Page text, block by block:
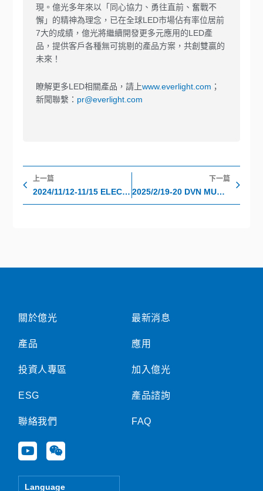
現。億光多年來以「同心協力、勇往直前、奮戰不
懈」的精神為理念，已在全球LED市場佔有率位居前
7大的成績，億光將繼續開發更多元應用的LED產
品，提供客戶各種無可挑剔的產品方案，共創雙贏的
未來！
瞭解更多LED相關產品，請上www.everlight.com ；
新聞聯繫： pr@everlight.com
上一頁
上一篇
2024/11/12-11/15 ELECTRONICA MUNICH
下一篇
2025/2/19-20 DVN MUNICH
關於億光
產品
投資人專區
ESG
聯絡我們
Y
o
W
e
Language
最新消息
應用
加入億光
產品諮詢
FAQ